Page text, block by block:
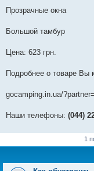
Прозрачные окна
Большой тамбур
Цена: 623 грн.
Подробнее о товаре Вы
gocamping.in.ua/
Наши телефоны: (044)
1